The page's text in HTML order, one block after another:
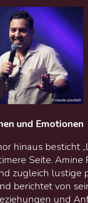
und Emotionen
hinaus besticht
Seite. Amine
zugleich lustige
berichtet von
und